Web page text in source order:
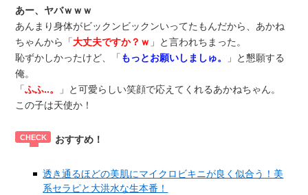
あー、ヤバｗｗｗ
あんまり身体がビックンビックンいってたもんだから、あかね
ちゃんから「大丈夫ですか？ｗ 」と言われちまった。
恥ずかしかったけど、「 もっとお願いしましゅ。
」と懇願する
俺。
「ふふ..。
」と可愛らしい笑顔で応えてくれるあかねちゃん。
この子は天使か！
おすすめ！
透き通るほどの美肌にマイクロビキニが良く似合う！美
系セラピと大洪水な生本番！